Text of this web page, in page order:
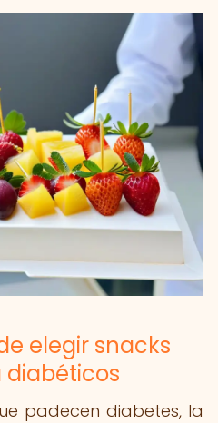
elegir snacks
padecen diabetes, la